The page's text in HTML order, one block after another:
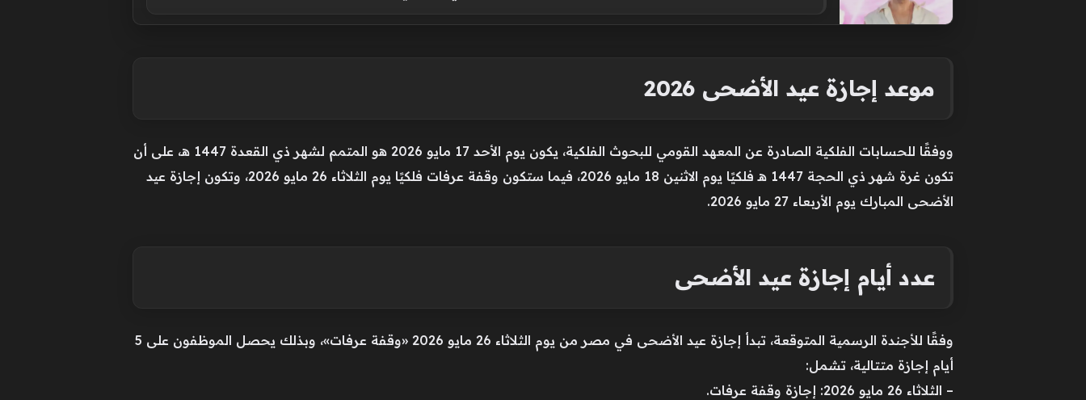
موعد إجازة عيد الأضحى 2026
ووفقًا للحسابات الفلكية الصادرة عن المعهد القومي للبحوث الفلكية، يكون يوم الأحد 17 مايو 2026 هو المتمم لشهر ذي القعدة 1447 هـ، على أن
تكون غرة شهر ذي الحجة 1447 هـ فلكيًا يوم الاثنين 18 مايو 2026، فيما ستكون وقفة عرفات فلكيًا يوم الثلاثاء 26 مايو 2026، وتكون إجازة عيد
الأضحى المبارك يوم الأربعاء 27 مايو 2026.
عدد أيام إجازة عيد الأضحى
وفقًا للأجندة الرسمية المتوقعة، تبدأ إجازة عيد الأضحى في مصر من يوم الثلاثاء 26 مايو 2026 «وقفة عرفات»، وبذلك يحصل الموظفون على 5
أيام إجازة متتالية، تشمل:
– الثلاثاء 26 مايو 2026: إجازة وقفة عرفات.